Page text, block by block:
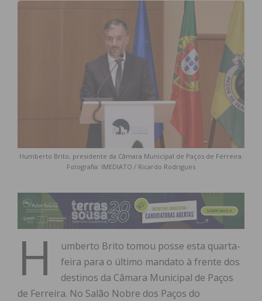
Humberto Brito, presidente da Câmara Municipal de Paços de Ferreira.
Fotografia: IMEDIATO / Ricardo Rodrigues
H
umberto Brito tomou posse esta quarta-
feira para o último mandato à frente dos
destinos da Câmara Municipal de Paços
de Ferreira. No Salão Nobre dos Paços do